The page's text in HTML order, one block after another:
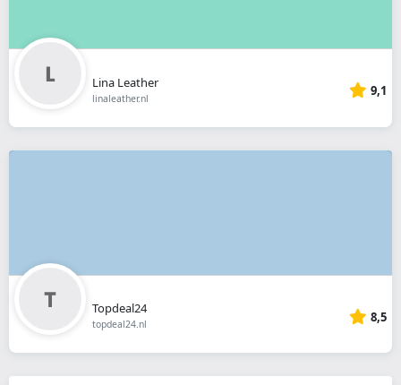
Lina Leather
linaleather.nl 9,1
Topdeal24
topdeal24.nl 8,5